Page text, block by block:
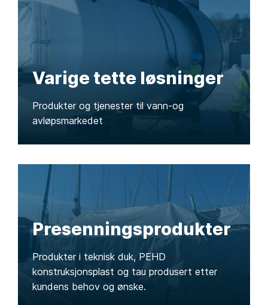
Varige tette løsninger
Produkter og tjenester til vann-og
avløpsmarkedet
Presenningsprodukter
Produkter i teknisk duk, PEHD
konstruksjonsplast og tau produsert etter
kundens behov og ønske.